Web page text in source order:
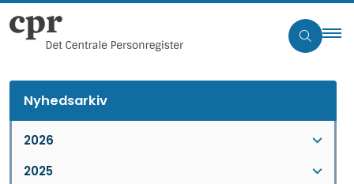
Nyhedsarkiv
2026
2025